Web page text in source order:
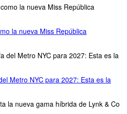
la nueva Miss República
Metro NYC para 2027: Esta es la